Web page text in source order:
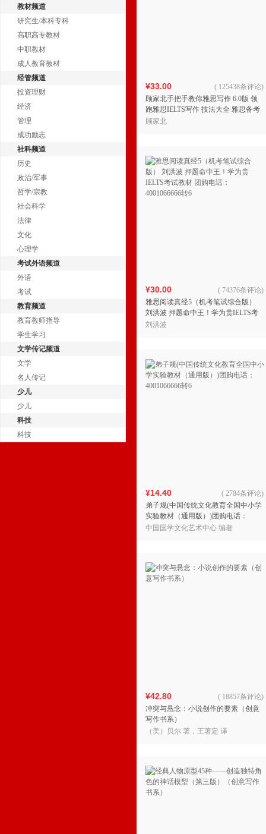
教材频道
研究生/本科专科
高职高专教材
中职教材
成人教育教材
经管频道
投资理财
经济
管理
成功励志
社科频道
历史
政治/军事
哲学/宗教
社会科学
法律
文化
心理学
考试外语频道
外语
考试
教育频道
教育教师指导
学生学习
文学传记频道
文学
名人传记
少儿
少儿
科技
科技
¥33.00
顾家北手把手教你雅思写作 6.0版 领
跑雅思IELTS写作 技法大全 雅思备考
经典 团购电话：4001066666转6
( 125438条评论)
顾家北
¥30.00
雅思阅读真经5（机考笔试综合版）
刘洪波 押题命中王！学为贵IELTS考
试教材 团购电话：4001066666转6
( 74376条评论)
刘洪波
¥14.40
弟子规(中国传统文化教育全国中小学
实验教材（通用版）)团购电话：
4001066666转6
( 2784条评论)
中国国学文化艺术中心 编著
¥42.80
冲突与悬念：小说创作的要素（创意
写作书系）
( 18857条评论)
（美）贝尔 著，王著定 译